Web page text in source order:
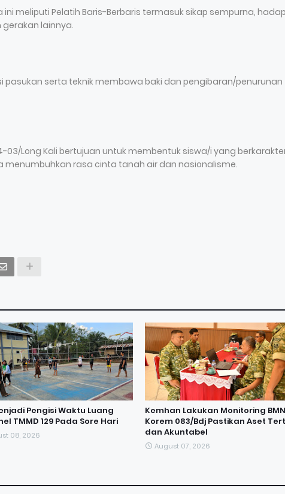
meliputi Pelatih Baris-Berbaris termasuk sikap sempurna,
lainnya.
serta teknik membawa baki dan pengibaran/penurunan
03/Long Kali bertujuan untuk membentuk siswa/i yang
menumbuhkan rasa cinta tanah air dan nasionalisme.
Pengisi Waktu Luang
TMMD 129 Pada Sore Hari
08, 2026
Kemhan Lakukan Monitoring
Korem 083/Bdj Pastikan Aset
dan Akuntabel
August 07, 2026